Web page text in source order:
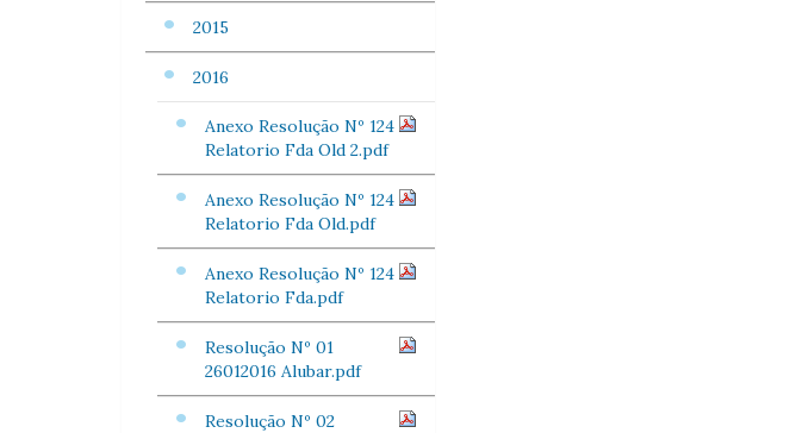
2015
2016
Anexo Resolução Nº 124
Relatorio Fda Old 2.pdf
Anexo Resolução Nº 124
Relatorio Fda Old.pdf
Anexo Resolução Nº 124
Relatorio Fda.pdf
Resolução Nº 01
26012016 Alubar.pdf
Resolução Nº 02